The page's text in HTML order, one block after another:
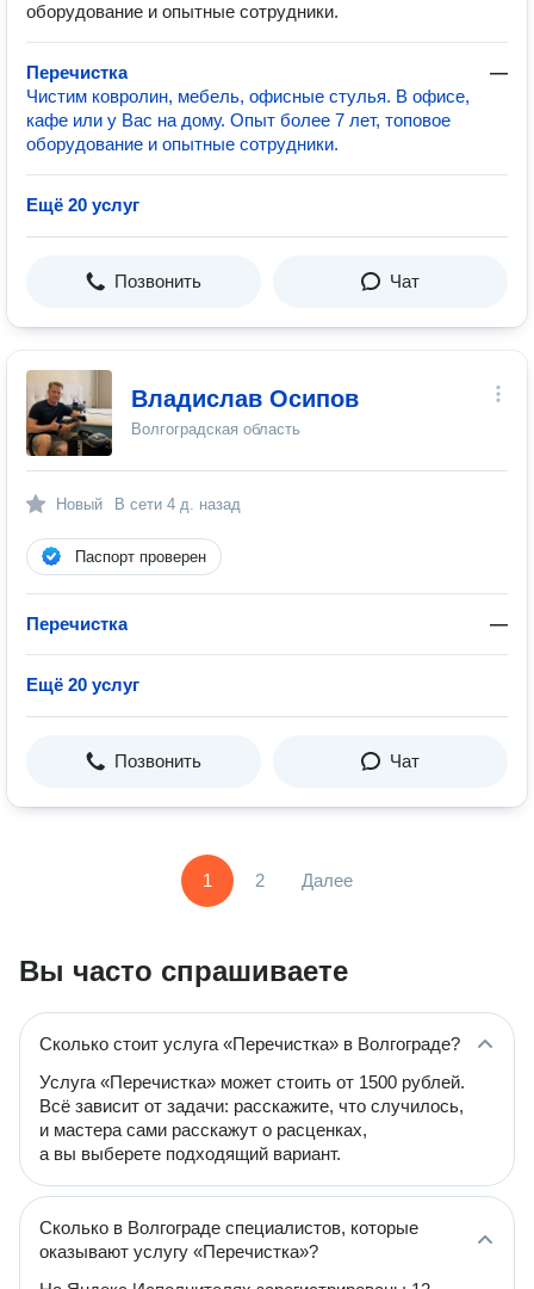
оборудование и опытные сотрудники.
Перечистка
—
Чистим ковролин, мебель, офисные стулья. В офисе,
кафе или у Вас на дому. Опыт более 7 лет, топовое
оборудование и опытные сотрудники.
Ещё 20 услуг
Позвонить Чат
Владислав Осипов
Волгоградская область
Новый В сети 4 д. назад
Паспорт проверен
Перечистка —
Ещё 20 услуг
Позвонить Чат
1 2 Далее
Вы часто спрашиваете
Сколько стоит услуга «Перечистка» в Волгограде?
Услуга «Перечистка» может стоить от 1500 рублей.
Всё зависит от задачи: расскажите, что случилось,
и мастера сами расскажут о расценках,
а вы выберете подходящий вариант.
Сколько в Волгограде специалистов, которые
оказывают услугу «Перечистка»?